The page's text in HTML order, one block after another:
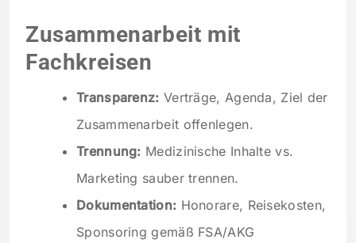
Zusammenarbeit mit
Fachkreisen
Transparenz: Verträge, Agenda, Ziel der
Zusammenarbeit offenlegen.
Trennung: Medizinische Inhalte vs.
Marketing sauber trennen.
Dokumentation: Honorare, Reisekosten,
Sponsoring gemäß FSA/AKG